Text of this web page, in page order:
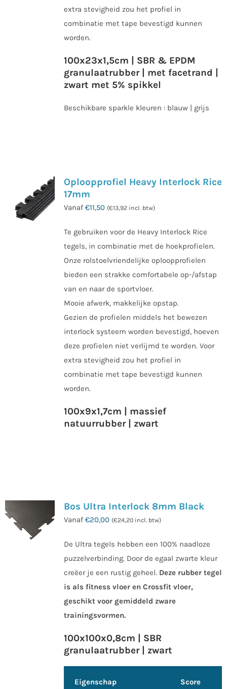
extra stevigheid zou het profiel in
combinatie met tape bevestigd kunnen
worden.
100x23x1,5cm | SBR & EPDM
granulaatrubber | met facetrand |
zwart met 5% spikkel
Beschikbare sparkle kleuren : blauw | grijs
variaties.
Deze
kan
gekozen
worden
op
de
productpagina
Oploopprofiel Heavy Interlock Rice
17mm
Vanaf €11,50 (€13,92incl. btw)
Te gebruiken voor de Heavy Interlock Rice
tegels, in combinatie met de hoekprofielen.
Onze rolstoelvriendelijke oploopprofielen
bieden een strakke comfortabele op-/afstap
van en naar de sportvloer.
Mooie afwerk, makkelijke opstap.
Gezien de profielen middels het bewezen
interlock systeem worden bevestigd, hoeven
deze profielen niet verlijmd te worden. Voor
extra stevigheid zou het profiel in
combinatie met tape bevestigd kunnen
worden.
100x9x1,7cm | massief
natuurrubber | zwart
Bos Ultra Interlock 8mm Black
Vanaf €20,00 (€24,20incl. btw)
De Ultra tegels hebben een 100% naadloze
puzzelverbinding. Door de egaal zwarte kleur
creëer je een rustig geheel. Deze rubber tegel
is als fitness vloer en Crossfit vloer,
geschikt voor gemiddeld zware
trainingsvormen.
100x100x0,8cm | SBR
granulaatrubber | zwart
Eigenschap Score